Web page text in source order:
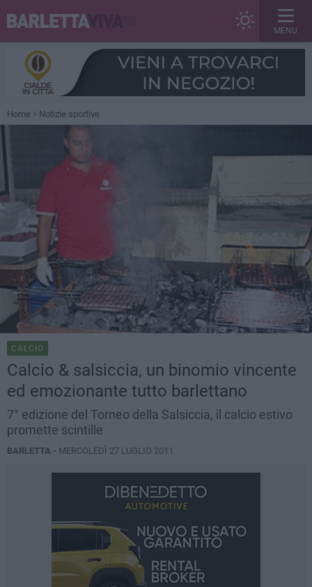
MENU
Home Notizie sportive
CALCIO
Calcio & salsiccia, un binomio vincente
ed emozionante tutto barlettano
7° edizione del Torneo della Salsiccia, il calcio estivo
promette scintille
BARLETTA - MERCOLEDÌ 27 LUGLIO 2011